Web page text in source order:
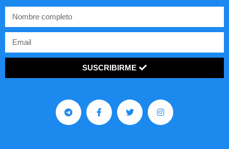
Preguntas frecuentes sobre la visa
EE.UU. 2020
SUSCRIBIRME